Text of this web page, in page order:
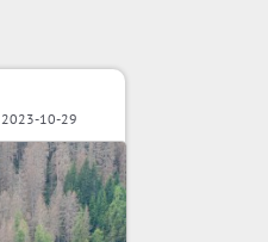
2023-10-29